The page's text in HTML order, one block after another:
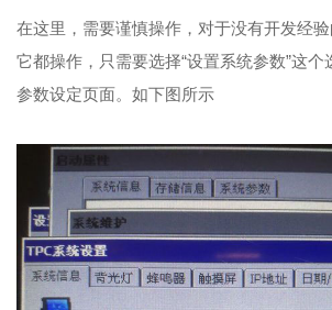
在这里，需要谨慎操作，对于没有开发经
它都操作，只需要选择“设置系统参数”这
参数设定页面。如下图所示